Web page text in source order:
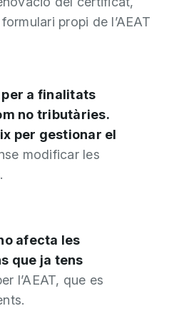
propi de l’AEAT
a finalitats
no tributàries.
per gestionar el
modificar les
afecta les
que ja tens
l’AEAT, que es